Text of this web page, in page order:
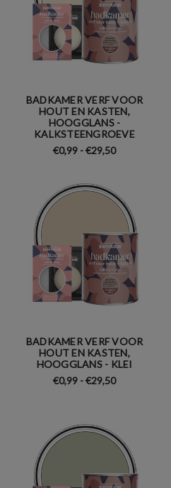
BADKAMER VERF VOOR
HOUT EN KASTEN,
HOOGGLANS -
KALKSTEENGROEVE
€0,99 - €29,50
BADKAMER VERF VOOR
HOUT EN KASTEN,
HOOGGLANS - KLEI
€0,99 - €29,50